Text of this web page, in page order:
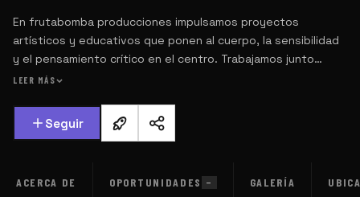
En frutabomba producciones impulsamos proyectos
artísticos y educativos que ponen al cuerpo, la sensibilidad
y el pensamiento crítico en el centro. Trabajamos junto
a artistas, educadorxs, instituciones, empresas y
LEER MÁS
Seguir
ACERCA DE OPORTUNIDADES — GALERÍA